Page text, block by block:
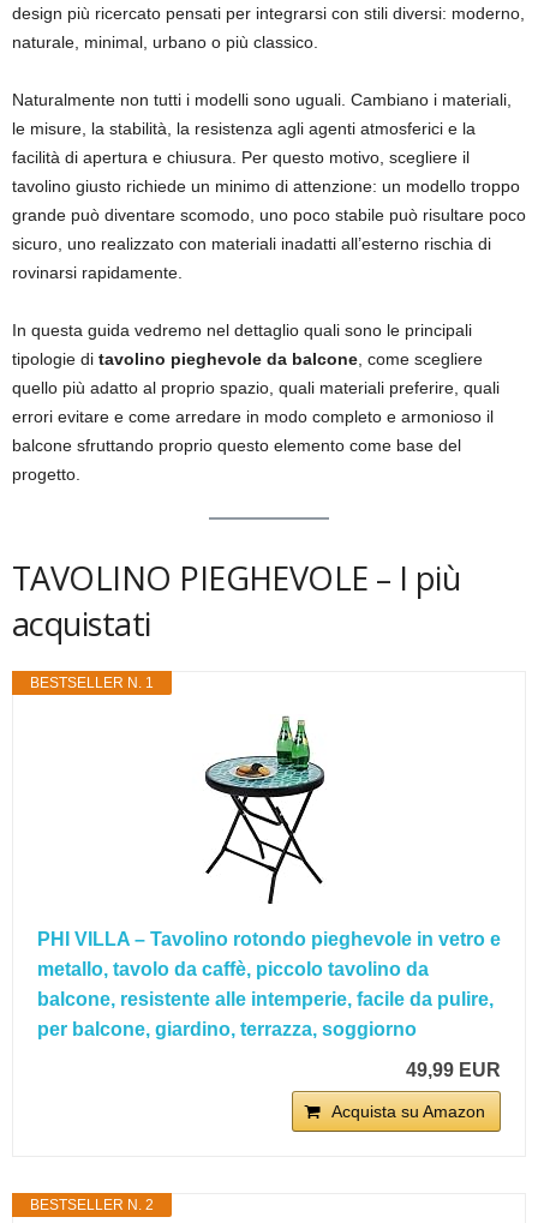
design più ricercato pensati per integrarsi con stili diversi: moderno,
naturale, minimal, urbano o più classico.
Naturalmente non tutti i modelli sono uguali. Cambiano i materiali,
le misure, la stabilità, la resistenza agli agenti atmosferici e la
facilità di apertura e chiusura. Per questo motivo, scegliere il
tavolino giusto richiede un minimo di attenzione: un modello troppo
grande può diventare scomodo, uno poco stabile può risultare poco
sicuro, uno realizzato con materiali inadatti all’esterno rischia di
rovinarsi rapidamente.
In questa guida vedremo nel dettaglio quali sono le principali
tipologie di tavolino pieghevole da balcone, come scegliere
quello più adatto al proprio spazio, quali materiali preferire, quali
errori evitare e come arredare in modo completo e armonioso il
balcone sfruttando proprio questo elemento come base del
progetto.
TAVOLINO PIEGHEVOLE – I più
acquistati
BESTSELLER N. 1
PHI VILLA – Tavolino rotondo pieghevole in vetro e
metallo, tavolo da caffè, piccolo tavolino da
balcone, resistente alle intemperie, facile da pulire,
per balcone, giardino, terrazza, soggiorno
49,99 EUR
Acquista su Amazon
BESTSELLER N. 2